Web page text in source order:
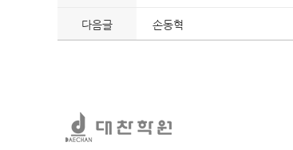
다음글 손동혁